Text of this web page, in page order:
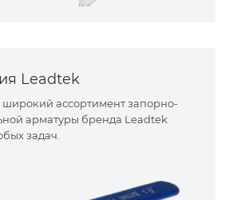
Leadtek
ассортимент запорно-
арматуры бренда Leadtek
задач.